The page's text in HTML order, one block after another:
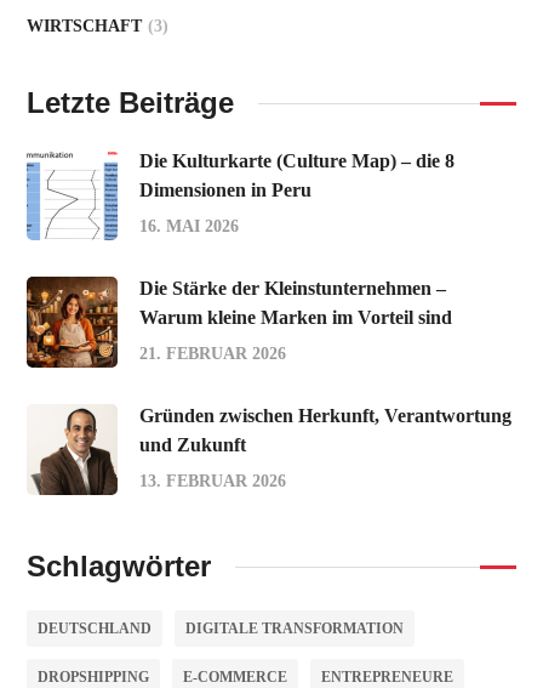
WIRTSCHAFT (3)
Letzte Beiträge
Die Kulturkarte (Culture Map) – die 8
Dimensionen in Peru
16. MAI 2026
Die Stärke der Kleinstunternehmen –
Warum kleine Marken im Vorteil sind
21. FEBRUAR 2026
Gründen zwischen Herkunft, Verantwortung
und Zukunft
13. FEBRUAR 2026
Schlagwörter
DEUTSCHLAND DIGITALE TRANSFORMATION
DROPSHIPPING E-COMMERCE ENTREPRENEURE